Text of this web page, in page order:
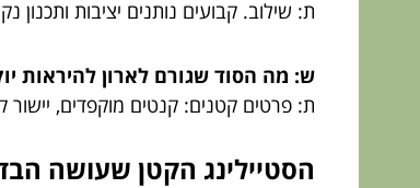
ת: שילוב. קבועים נותנים יציבות ותכנון
ש: מה הסוד שגורם לארון להיראות
ת: פרטים קטנים: קנטים מוקפדים, יישור
הסטיילינג הקטן שעושה